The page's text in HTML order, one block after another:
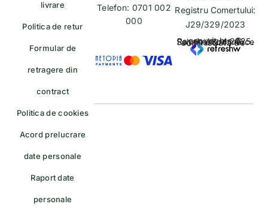
livrare
Politica de retur
Formular de
retragere din
contract
Politica de cookies
Acord prelucrare
date personale
Raport date
personale
Registru Comertului:
J29/329/2023
copyrights © Rayahalal.ro 2025. Soluție eCommerce administrată de
Telefon: 0701 002
000